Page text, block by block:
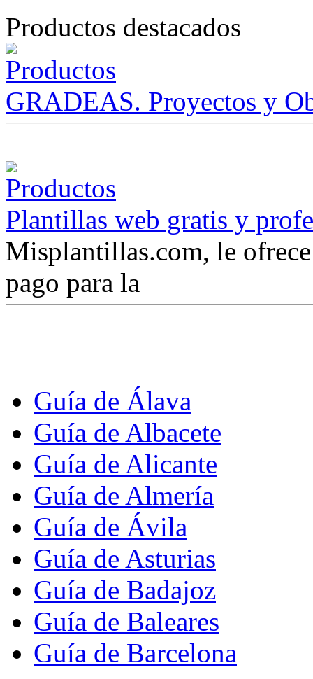
Productos destacados
GRADEAS. Proyectos y
Plantillas web gratis y
Misplantillas.com, le
pago para la
Guía de Álava
Guía de Albacete
Guía de Alicante
Guía de Almería
Guía de Ávila
Guía de Asturias
Guía de Badajoz
Guía de Baleares
Guía de Barcelona